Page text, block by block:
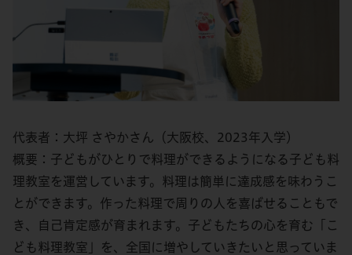
代表者：大坪 さやかさん（大阪校、2023年入学）
概要：子どもがひとりで料理ができるようになる子ども料
理教室を運営しています。料理は簡単に達成感を味わうこ
とができます。作った料理で周りの人を喜ばせることもで
き、自己肯定感が育まれます。子どもたちの心を育む「こ
ども料理教室」を、全国に増やしていきたいと思っていま